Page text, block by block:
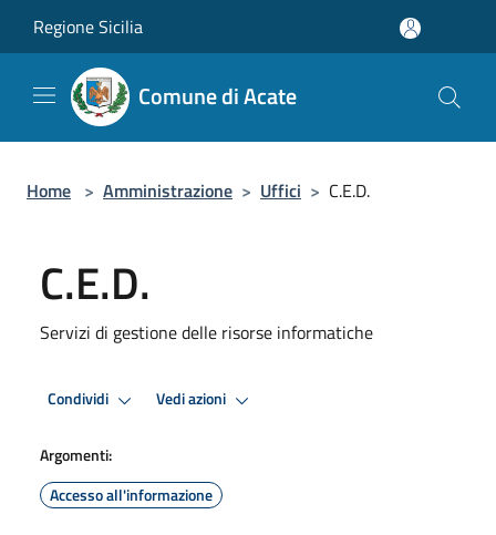
Regione Sicilia
Comune di Acate
Home > Amministrazione > Uffici > C.E.D.
C.E.D.
Servizi di gestione delle risorse informatiche
Condividi Vedi azioni
Argomenti:
Accesso all'informazione